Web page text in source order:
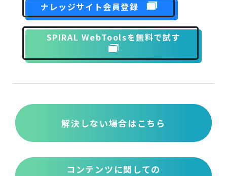
ナレッジサイト会員登録
SPIRAL WebToolsを無料で試す
解決しない場合はこちら
コンテンツに関しての